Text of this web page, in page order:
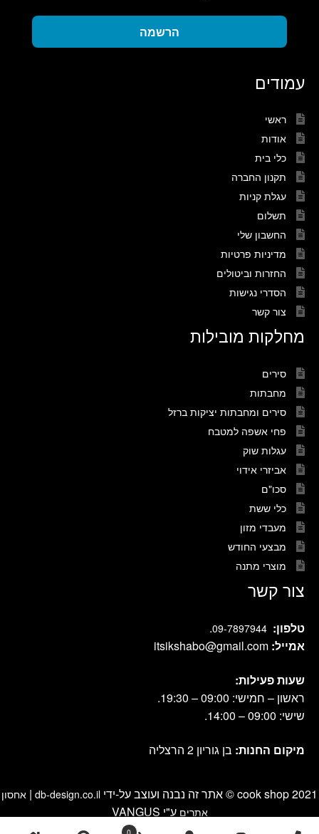
הרשמה
עמודים
ראשי
אודות
כלי בית
תקנון החברה
עגלת קניות
תשלום
החשבון שלי
מדיניות פרטיות
החזרות וביטולים
הסדרי נגישות
צור קשר
מחלקות מובילות
סירים
מחבתות
סירים ומחבתות יציקות ברזל
פחי אשפה למטבח
עגלות שוק
אביזרי אידוי
סכו"ם
כלי ששת
מעבדי מזון
מבצעי החודש
מוצרי מתנה
צור קשר
טלפון: 09-7897944
.
אמייל: itsikshabo@gmail.com
שעות פעילות:
ראשון – חמישי: 09:00 – 19:30.
שישי: 09:00 – 14:00.
מיקום החנות: בן גוריון 2 הרצליה
cook shop 2021 © אתר זה נבנה ועוצב על-ידי | אחסון
אתרים ע"י VANGUS